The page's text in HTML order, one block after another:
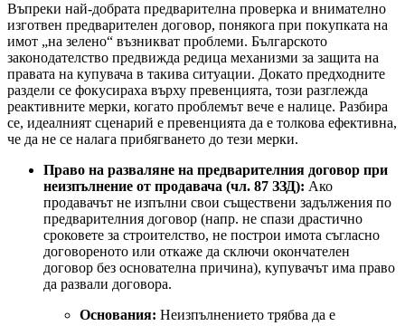
Въпреки най-добрата предварителна проверка и внимателно
изготвен предварителен договор, понякога при покупката на
имот „на зелено“ възникват проблеми. Българското
законодателство предвижда редица механизми за защита на
правата на купувача в такива ситуации. Докато предходните
раздели се фокусираха върху превенцията, този разглежда
реактивните мерки, когато проблемът вече е налице. Разбира
се, идеалният сценарий е превенцията да е толкова ефективна,
че да не се налага прибягването до тези мерки.
Право на разваляне на предварителния договор при
неизпълнение от продавача (чл. 87 ЗЗД): Ако
продавачът не изпълни свои съществени задължения по
предварителния договор (напр. не спази драстично
сроковете за строителство, не построи имота съгласно
договореното или откаже да сключи окончателен
договор без основателна причина), купувачът има право
да развали договора.
Основания: Неизпълнението трябва да е